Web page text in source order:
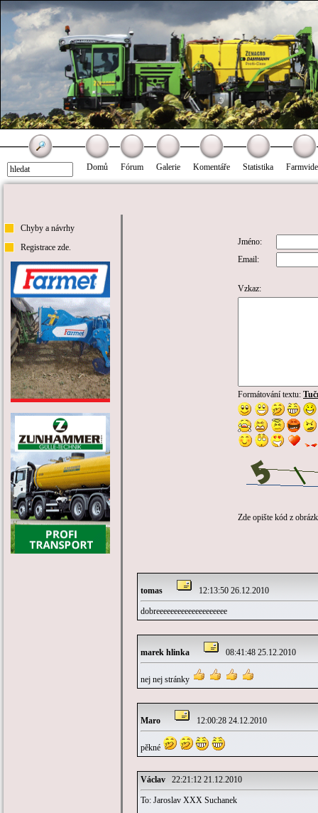
Domů Fórum Galerie Komentáře Statistika
Chyby a návrhy
Registrace zde.
Jméno:
Email:
Vzkaz:
Formátování textu:
Zde opište kód z
tomas 12:13:50 26.12.2010
dobreeeeeeeeeeeeeeeeeeee
marek hlinka 08:41:48 25.12.2010
nej nej stránky
Maro 12:00:28 24.12.2010
pěkné
Václav 22:21:12 21.12.2010
To: Jaroslav XXX Suchanek